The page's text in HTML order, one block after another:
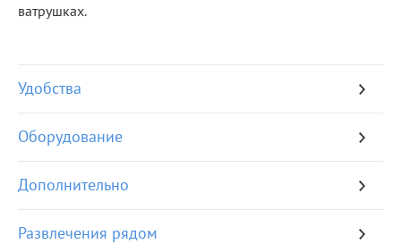
ватрушках.
Удобства
Оборудование
Дополнительно
Развлечения рядом